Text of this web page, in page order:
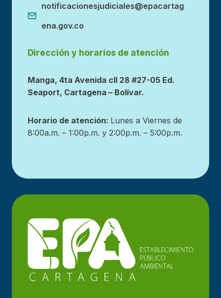
notificacionesjudiciales@epacartag
ena.gov.co
Dirección y horarios de atención
Manga, 4ta Avenida cll 28 #27-05 Ed.
Seaport, Cartagena – Bolívar.
Horario de atención: Lunes a Viernes de
8:00a.m. – 1:00p.m. y 2:00p.m. – 5:00p.m.